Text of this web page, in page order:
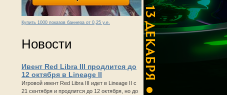
Купить 1000 показов баннера от 0,25 у.е.
Новости
Ивент Red Libra III продлится до
12 октября в Lineage II
Игровой ивент Red Libra III идет в Lineage II с
21 сентября и продлится до 12 октября, но до